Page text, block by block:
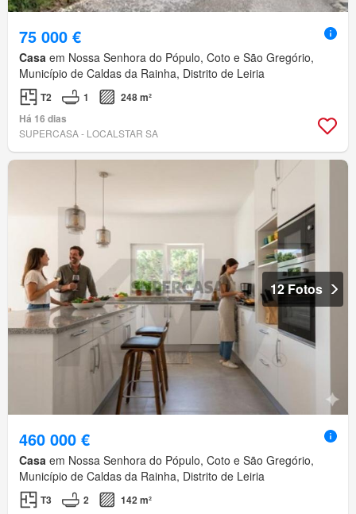
75 000 €
Casa em Nossa Senhora do Pópulo, Coto e São Gregório,
Município de Caldas da Rainha, Distrito de Leiria
T2 1
248 m²
Há 16 dias
SUPERCASA - LOCALSTAR SA
12 Fotos
460 000 €
Casa em Nossa Senhora do Pópulo, Coto e São Gregório,
Município de Caldas da Rainha, Distrito de Leiria
T3 2 142 m²